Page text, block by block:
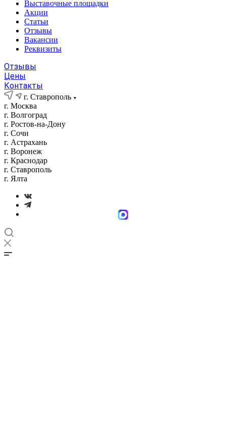
Выставочные площадки
Акции
Статьи
Отзывы
Вакансии
Реквизиты
Отзывы
Цены
Контакты
г. Ставрополь
г. Москва
г. Волгоград
г. Ростов-на-Дону
г. Сочи
г. Астрахань
г. Воронеж
г. Краснодар
г. Ставрополь
г. Ялта